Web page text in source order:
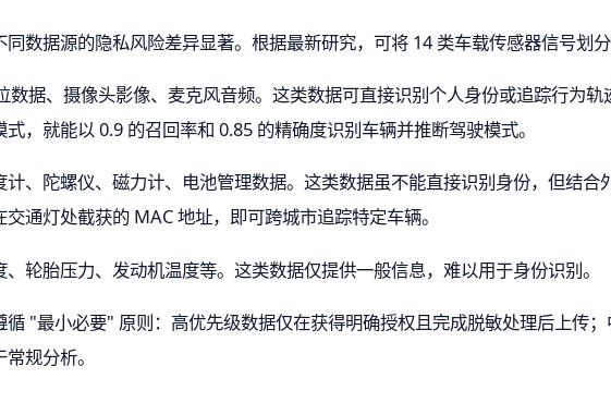
数据源的隐私风险差异显著。根据最新研究，可将 14 类车载传感器信号划分
数据、摄像头影像、麦克风音频。这类数据可直接识别个人身份或追踪行为
，就能以 0.9 的召回率和 0.85 的精确度识别车辆并推断驾驶模式。
计、陀螺仪、磁力计、电池管理数据。这类数据虽不能直接识别身份，但结
通灯处截获的 MAC 地址，即可跨城市追踪特定车辆。
、轮胎压力、发动机温度等。这类数据仅提供一般信息，难以用于身份识别。
"最小必要" 原则：高优先级数据仅在获得明确授权且完成脱敏处理后上传
规分析。